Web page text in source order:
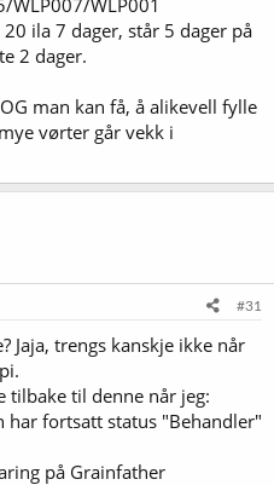
ila 7 dager, står 5 dager på
2 dager.
man kan få, å alikevell fylle
vørter går vekk i
#31
Jaja, trengs kanskje ikke når
tilbake til denne når jeg:
har fortsatt status "Behandler"
på Grainfather